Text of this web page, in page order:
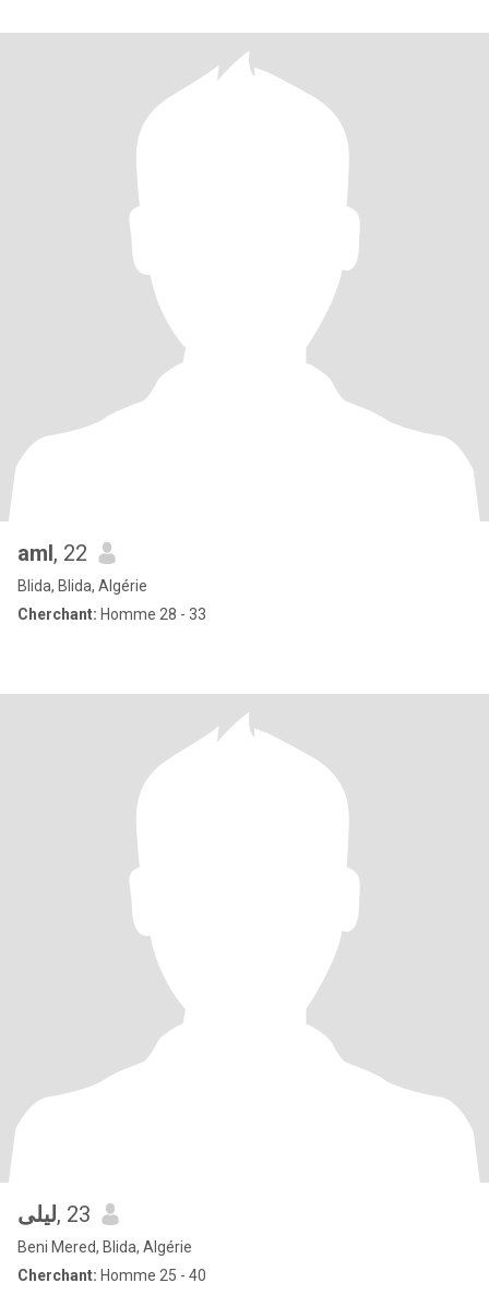
aml, 22
Blida, Blida, Algérie
Cherchant: Homme 28 - 33
ليلى, 23
Beni Mered, Blida, Algérie
Cherchant: Homme 25 - 40